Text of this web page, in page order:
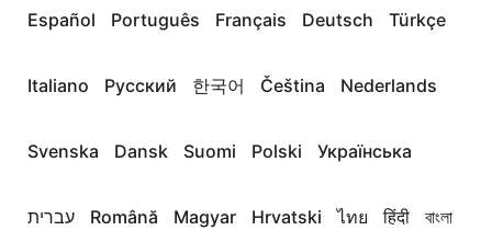
Español Português Français Deutsch Türkçe
Italiano Русский 한국어 Čeština Nederlands
Svenska Dansk Suomi Polski Українська
עברית Română Magyar Hrvatski ไทย हिंदी বাংলা